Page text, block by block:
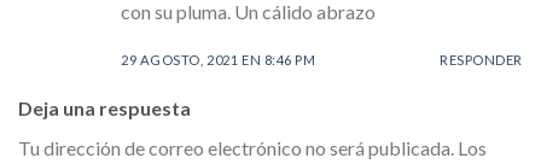
con su pluma. Un cálido abrazo
29 AGOSTO, 2021 EN 8:46 PM RESPONDER
Deja una respuesta
Tu dirección de correo electrónico no será publicada. Los